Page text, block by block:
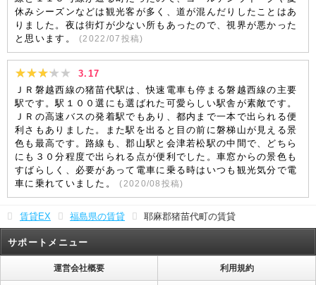
休みシーズンなどは観光客が多く、道が混んだりしたことはあ
りました。夜は街灯が少ない所もあったので、視界が悪かった
と思います。
(2022/07 投稿)
3.17
ＪＲ磐越西線の猪苗代駅は、快速電車も停まる磐越西線の主要
駅です。駅１００選にも選ばれた可愛らしい駅舎が素敵です。
ＪＲの高速バスの発着駅でもあり、都内まで一本で出られる便
利さもありました。また駅を出ると目の前に磐梯山が見える景
色も最高です。路線も、郡山駅と会津若松駅の中間で、どちら
にも３０分程度で出られる点が便利でした。車窓からの景色も
すばらしく、必要があって電車に乗る時はいつも観光気分で電
車に乗れていました。
(2020/08 投稿)
賃貸EX 福島県の賃貸 耶麻郡猪苗代町の賃貸
サポートメニュー
運営会社概要 利用規約